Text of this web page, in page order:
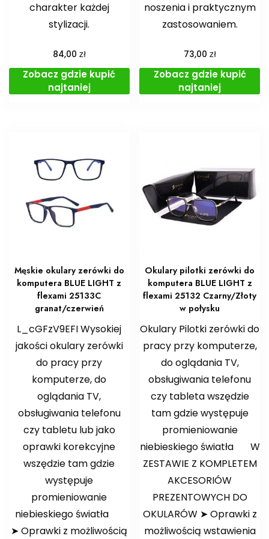
charakter każdej
stylizacji.
84,00 zł
Zobacz gdzie kupić
najtaniej
noszenia i praktycznym
zastosowaniem.
73,00 zł
Zobacz gdzie kupić
najtaniej
Męskie okulary zerówki do
komputera BLUE LIGHT z
flexami 25133C
granat/czerwień
L_cGFzV9EFI Wysokiej
jakości okulary zerówki
do pracy przy
komputerze, do
oglądania TV,
obsługiwania telefonu
czy tabletu lub jako
oprawki korekcyjne
wszędzie tam gdzie
występuje
promieniowanie
niebieskiego światła
➤ Oprawki z możliwością
Okulary pilotki zerówki do
komputera BLUE LIGHT z
flexami 25132 Czarny/Złoty
w połysku
Okulary Pilotki zerówki do
pracy przy komputerze,
do oglądania TV,
obsługiwania telefonu
czy tableta wszędzie
tam gdzie występuje
promieniowanie
niebieskiego światła ️W
ZESTAWIE Z KOMPLETEM
AKCESORIÓW
PREZENTOWYCH DO
OKULARÓW️ ➤ Oprawki z
możliwością wstawienia